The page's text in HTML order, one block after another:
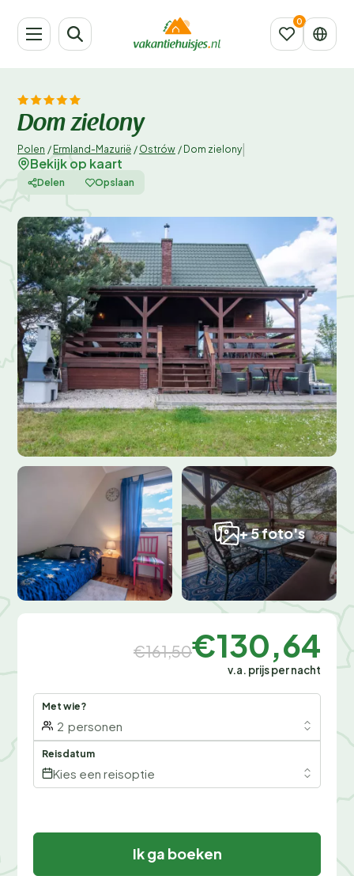
Dom zielony
Polen / Ermland-Mazurië / Ostrów / Dom zielony|
Bekijk op kaart
Delen Opslaan
+ 5 foto's
€161,50€130,64
v.a. prijs per nacht
Met wie?
2 personen
Reisdatum
Kies een reisoptie
Ik ga boeken